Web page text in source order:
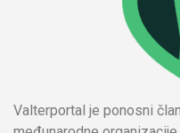
Valterportal je ponosni